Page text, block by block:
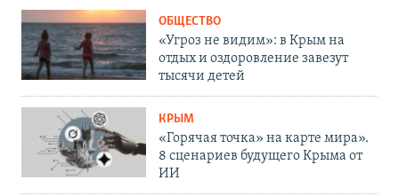
ОБЩЕСТВО
«Угроз не видим»: в Крым на
отдых и оздоровление завезут
тысячи детей
КРЫМ
«Горячая точка» на карте мира».
8 сценариев будущего Крыма от
ИИ